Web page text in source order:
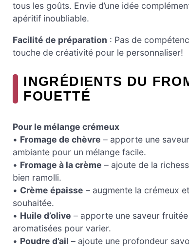
tous les goûts. Envie d’une idée
apéritif inoubliable.
Facilité de préparation : Pas de
touche de créativité pour le personnaliser!
INGRÉDIENTS DU
FOUETTÉ
Pour le mélange crémeux
• Fromage de chèvre – apporte une
ambiante pour un mélange facile.
• Fromage à la crème – ajoute de la
bien ramolli.
• Crème épaisse – augmente la crémeux
souhaitée.
• Huile d’olive – apporte une saveur
aromatisées pour varier.
• Poudre d’ail – ajoute une profondeur